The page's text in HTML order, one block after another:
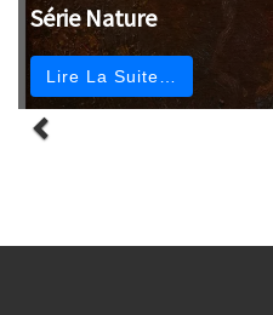
Série Nature
Lire La Suite…